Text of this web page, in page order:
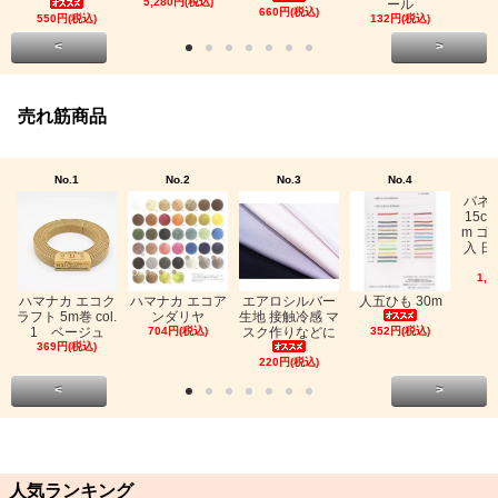
550円(税込)
660円(税込) ール
132円(税込)
< >
売れ筋商品
No.1
ハマナカ エコク
ラフト 5m巻 col.
1 ベージュ
369円(税込)
No.2
ハマナカ エコア
ンダリヤ
704円(税込)
No.3
エアロシルバー
生地 接触冷感 マ
スク作りなどに
220円(税込)
No.4
人五ひも 30m
352円(税込)
バネ
m ゴ
入
< >
人気ランキング